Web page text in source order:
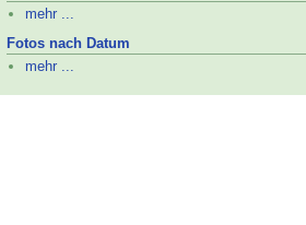
mehr ...
Fotos nach Datum
mehr ...